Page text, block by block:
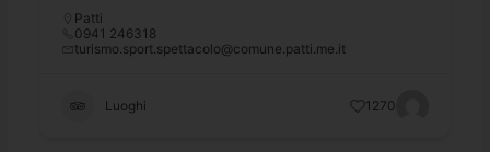
Patti
0941 246318
turismo.sport.spettacolo@comune.patti.me.it
Luoghi 1270